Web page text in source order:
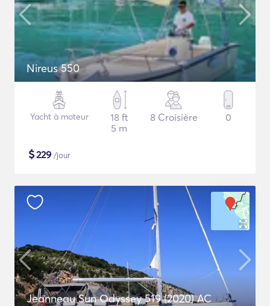
Nireus 550
Yacht à moteur
18 ft
5 m
8 Croisière 0
$229 /jour
Jeanneau Sun Odyssey 519 (2020) AC